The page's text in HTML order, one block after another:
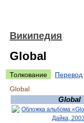
Википедия
Global
Толкование
Перевод
Global
Global